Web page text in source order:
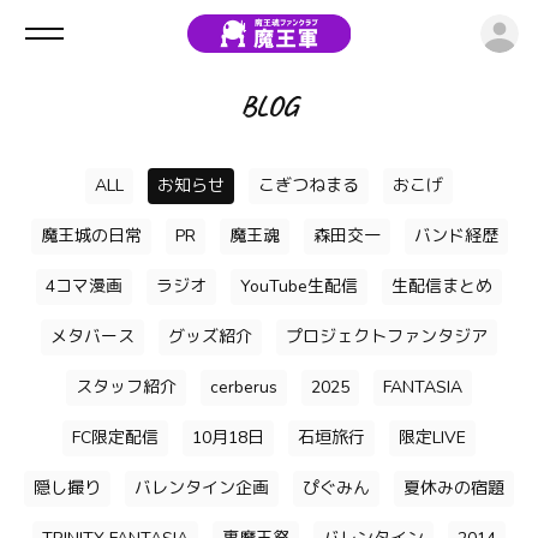
BLOG
ALL お知らせ こぎつねまる おこげ
魔王城の日常 PR 魔王魂 森田交一 バンド経歴
4コマ漫画 ラジオ YouTube生配信 生配信まとめ
メタバース グッズ紹介 プロジェクトファンタジア
スタッフ紹介 cerberus 2025 FANTASIA
FC限定配信 10月18日 石垣旅行 限定LIVE
隠し撮り バレンタイン企画 ぴぐみん 夏休みの宿題